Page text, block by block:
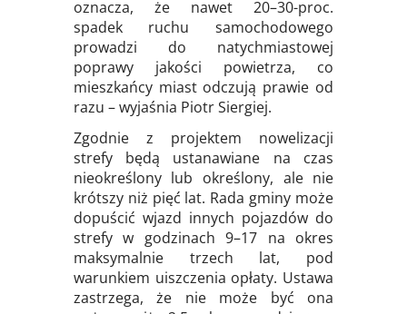
oznacza, że nawet 20–30-proc.
spadek ruchu samochodowego
prowadzi do natychmiastowej
poprawy jakości powietrza, co
mieszkańcy miast odczują prawie od
razu – wyjaśnia Piotr Siergiej.
Zgodnie z projektem nowelizacji
strefy będą ustanawiane na czas
nieokreślony lub określony, ale nie
krótszy niż pięć lat. Rada gminy może
dopuścić wjazd innych pojazdów do
strefy w godzinach 9–17 na okres
maksymalnie trzech lat, pod
warunkiem uiszczenia opłaty. Ustawa
zastrzega, że nie może być ona